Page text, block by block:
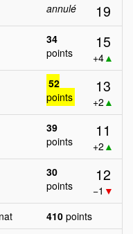
annulé 19
34
points
15
+4▲
52
points
13
+2 ▲
39
points
11
+2 ▲
30
points
12
−1 ▼
410 points